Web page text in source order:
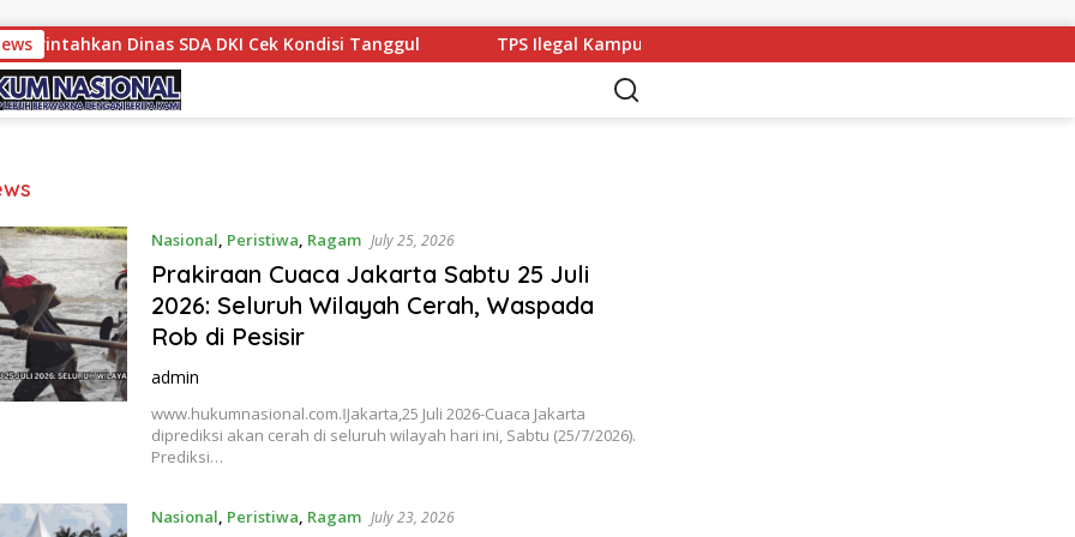
Dinas SDA DKI Cek Kondisi Tanggul TPS Ilegal Kampung Dukuh Ditutup, Pramono Siapkan Denda dan Sanksi
Nasional, Peristiwa, Ragam July 25, 2026
Prakiraan Cuaca Jakarta Sabtu 25 Juli
2026: Seluruh Wilayah Cerah, Waspada
Rob di Pesisir
admin
www.hukumnasional.com.ǁJakarta,25 Juli 2026-Cuaca Jakarta
diprediksi akan cerah di seluruh wilayah hari ini, Sabtu (25/7/2026).
Prediksi…
Nasional, Peristiwa, Ragam July 23, 2026